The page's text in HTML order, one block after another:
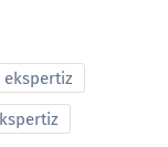
ekspertiz